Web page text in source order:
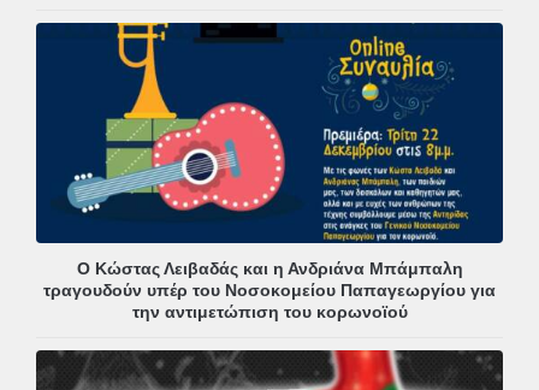
Ο Κώστας Λειβαδάς και η Ανδριάνα Μπάμπαλη
τραγουδούν υπέρ του Νοσοκομείου Παπαγεωργίου για
την αντιμετώπιση του κορωνοϊού